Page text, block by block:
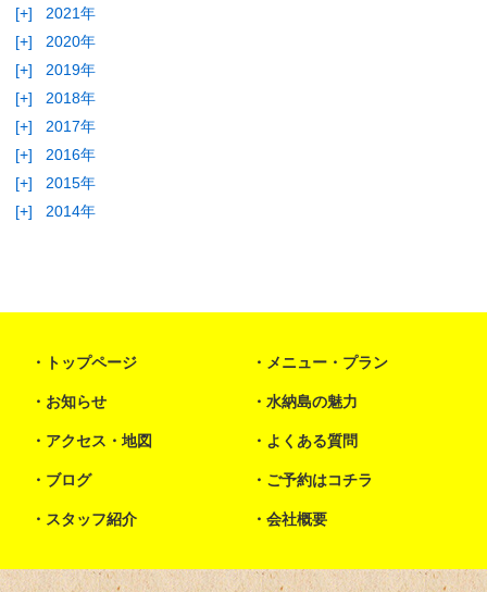
[+]
2021年
[+]
2020年
[+]
2019年
[+]
2018年
[+]
2017年
[+]
2016年
[+]
2015年
[+]
2014年
トップページ メニュー・プラン
お知らせ 水納島の魅力
アクセス・地図 よくある質問
ブログ ご予約はコチラ
スタッフ紹介 会社概要